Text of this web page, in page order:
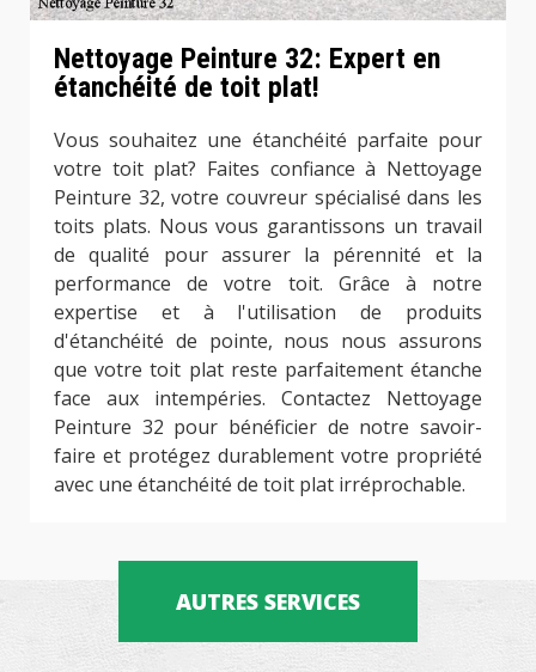
Nettoyage Peinture 32: Expert en
étanchéité de toit plat!
Vous souhaitez une étanchéité parfaite pour
votre toit plat? Faites confiance à Nettoyage
Peinture 32, votre couvreur spécialisé dans les
toits plats. Nous vous garantissons un travail
de qualité pour assurer la pérennité et la
performance de votre toit. Grâce à notre
expertise et à l'utilisation de produits
d'étanchéité de pointe, nous nous assurons
que votre toit plat reste parfaitement étanche
face aux intempéries. Contactez Nettoyage
Peinture 32 pour bénéficier de notre savoir-
faire et protégez durablement votre propriété
avec une étanchéité de toit plat irréprochable.
AUTRES SERVICES